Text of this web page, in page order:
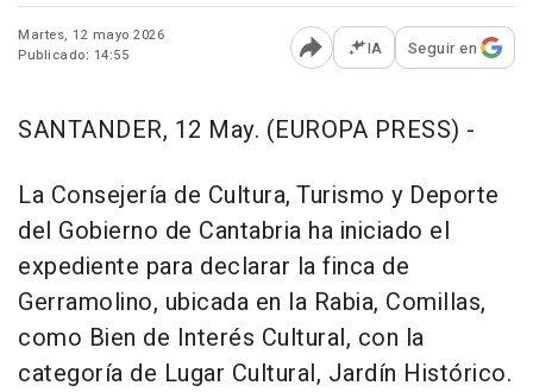
Martes, 12 mayo 2026
Publicado: 14:55
Abrir opciones para
IA Seguir en
SANTANDER, 12 May. (EUROPA PRESS) -
La Consejería de Cultura, Turismo y Deporte
del Gobierno de Cantabria ha iniciado el
expediente para declarar la finca de
Gerramolino, ubicada en la Rabia, Comillas,
como Bien de Interés Cultural, con la
categoría de Lugar Cultural, Jardín Histórico.